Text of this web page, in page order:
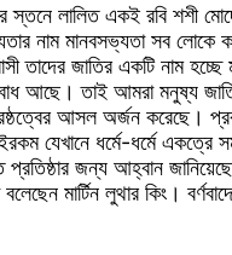
লালিত একই রবি শশী
নাম মানবসভ্যতা সব লোকে
তাদের জাতির একটি নাম
আছে। তাই আমরা মনুষ্য
আসল অর্জন করেছে।
ধর্মে-ধর্মে একত্রে
প্রতিষ্ঠার জন্য আহ্বান
মার্টিন লুথার কিং।